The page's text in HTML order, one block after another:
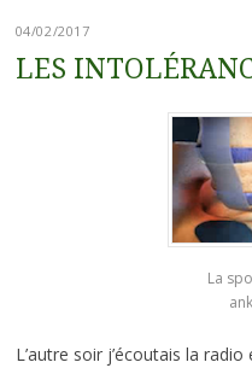
04/02/2017
LES
La
L’autre soir j’écoutais la